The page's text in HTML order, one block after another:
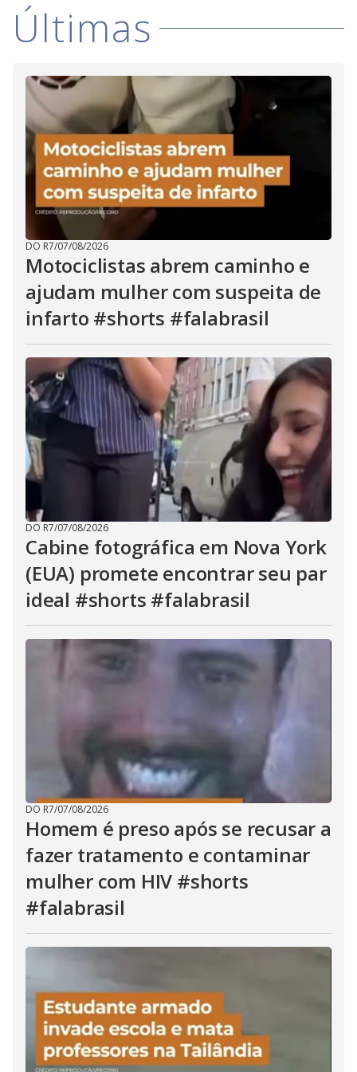
V
i
d
e
o
Últimas
DO R7/07/08/2026
Motociclistas abrem caminho e
ajudam mulher com suspeita de
infarto #shorts #falabrasil
DO R7/07/08/2026
Cabine fotográfica em Nova York
(EUA) promete encontrar seu par
ideal #shorts #falabrasil
DO R7/07/08/2026
Homem é preso após se recusar a
fazer tratamento e contaminar
mulher com HIV #shorts
#falabrasil